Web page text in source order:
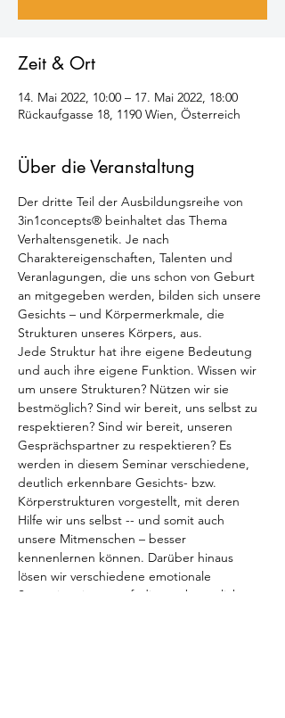
Zeit & Ort
14. Mai 2022, 10:00 – 17. Mai 2022, 18:00
Rückaufgasse 18, 1190 Wien, Österreich
Über die Veranstaltung
Der dritte Teil der Ausbildungsreihe von
3in1concepts® beinhaltet das Thema
Verhaltensgenetik. Je nach
Charaktereigenschaften, Talenten und
Veranlagungen, die uns schon von Geburt
an mitgegeben werden, bilden sich unsere
Gesichts – und Körpermerkmale, die
Strukturen unseres Körpers, aus.
Jede Struktur hat ihre eigene Bedeutung
und auch ihre eigene Funktion. Wissen wir
um unsere Strukturen? Nützen wir sie
bestmöglich? Sind wir bereit, uns selbst zu
respektieren? Sind wir bereit, unseren
Gesprächspartner zu respektieren? Es
werden in diesem Seminar verschiedene,
deutlich erkennbare Gesichts- bzw.
Körperstrukturen vorgestellt, mit deren
Hilfe wir uns selbst -- und somit auch
unsere Mitmenschen – besser
kennenlernen können. Darüber hinaus
lösen wir verschiedene emotionale
Stresssituationen auf, die uns bezüglich